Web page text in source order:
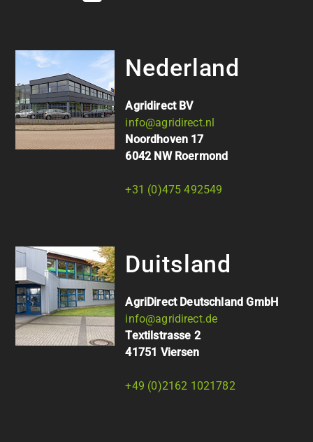
Nederland
Agridirect BV
info@agridirect.nl
Noordhoven 17
6042 NW Roermond
+31 (0)475 492549
Duitsland
AgriDirect Deutschland GmbH
info@agridirect.de
Textilstrasse 2
41751 Viersen
+49 (0)2162 1021782